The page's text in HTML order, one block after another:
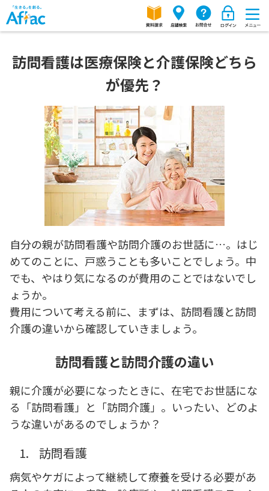
訪問看護は医療保険と介護保険どちら
が優先？
自分の親が訪問看護や訪問介護のお世話に…。はじ
めてのことに、戸惑うことも多いことでしょう。中
でも、やはり気になるのが費用のことではないでし
ょうか。
費用について考える前に、まずは、訪問看護と訪問
介護の違いから確認していきましょう。
訪問看護と訪問介護の違い
親に介護が必要になったときに、在宅でお世話にな
る「訪問看護」と「訪問介護」。いったい、どのよ
うな違いがあるのでしょうか？
1. 訪問看護
病気やケガによって継続して療養を受ける必要があ